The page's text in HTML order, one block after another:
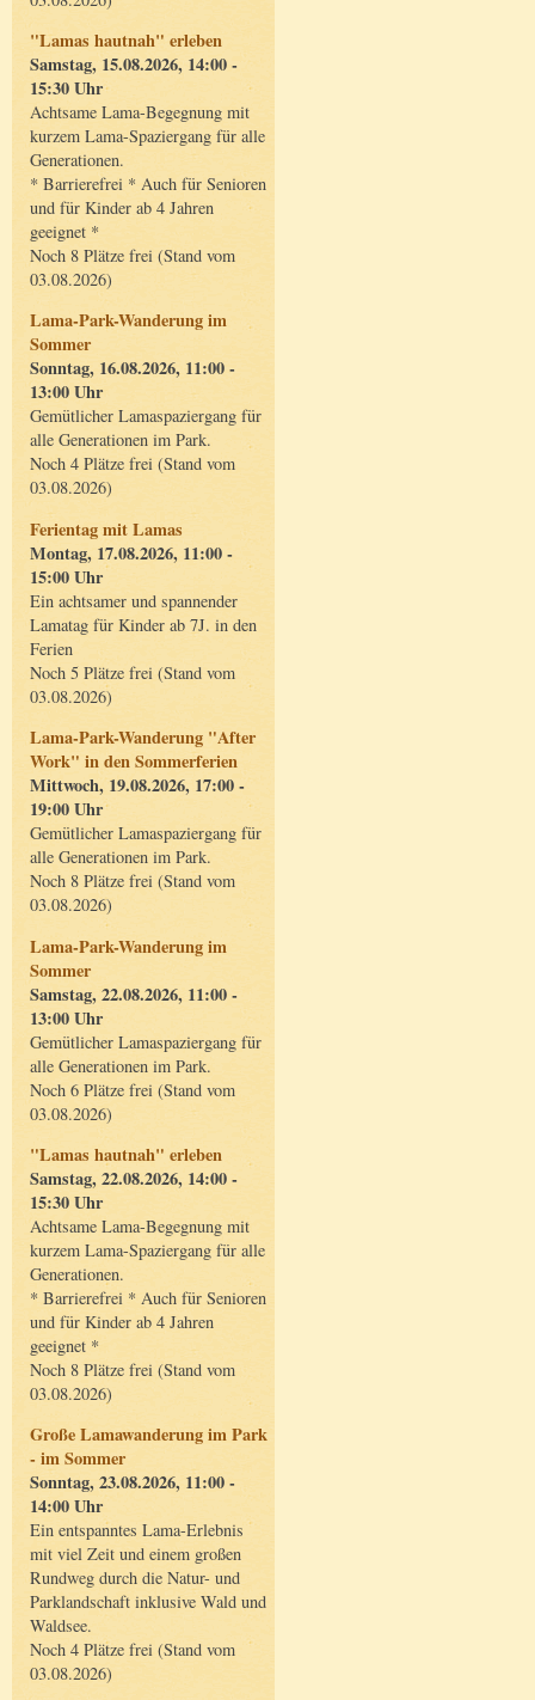
"Lamas hautnah" erleben
Samstag, 15.08.2026, 14:00 -
15:30 Uhr
Achtsame Lama-Begegnung mit
kurzem Lama-Spaziergang für alle
Generationen.
* Barrierefrei * Auch für Senioren
und für Kinder ab 4 Jahren
geeignet *
Noch 8 Plätze frei (Stand vom
03.08.2026)
Lama-Park-Wanderung im
Sommer
Sonntag, 16.08.2026, 11:00 -
13:00 Uhr
Gemütlicher Lamaspaziergang für
alle Generationen im Park.
Noch 4 Plätze frei (Stand vom
03.08.2026)
Ferientag mit Lamas
Montag, 17.08.2026, 11:00 -
15:00 Uhr
Ein achtsamer und spannender
Lamatag für Kinder ab 7J. in den
Ferien
Noch 5 Plätze frei (Stand vom
03.08.2026)
Lama-Park-Wanderung "After
Work" in den Sommerferien
Mittwoch, 19.08.2026, 17:00 -
19:00 Uhr
Gemütlicher Lamaspaziergang für
alle Generationen im Park.
Noch 8 Plätze frei (Stand vom
03.08.2026)
Lama-Park-Wanderung im
Sommer
Samstag, 22.08.2026, 11:00 -
13:00 Uhr
Gemütlicher Lamaspaziergang für
alle Generationen im Park.
Noch 6 Plätze frei (Stand vom
03.08.2026)
"Lamas hautnah" erleben
Samstag, 22.08.2026, 14:00 -
15:30 Uhr
Achtsame Lama-Begegnung mit
kurzem Lama-Spaziergang für alle
Generationen.
* Barrierefrei * Auch für Senioren
und für Kinder ab 4 Jahren
geeignet *
Noch 8 Plätze frei (Stand vom
03.08.2026)
Große Lamawanderung im Park
- im Sommer
Sonntag, 23.08.2026, 11:00 -
14:00 Uhr
Ein entspanntes Lama-Erlebnis
mit viel Zeit und einem großen
Rundweg durch die Natur- und
Parklandschaft inklusive Wald und
Waldsee.
Noch 4 Plätze frei (Stand vom
03.08.2026)